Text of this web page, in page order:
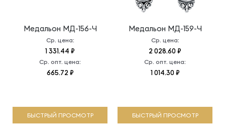
Медальон МД-156-Ч
Ср. цена:
1 331.44 ₽
Ср. опт. цена:
665.72 ₽
БЫСТРЫЙ ПРОСМОТР
Медальон МД-159-Ч
Ср. цена:
2 028.60 ₽
Ср. опт. цена:
1 014.30 ₽
БЫСТРЫЙ ПРОСМОТР